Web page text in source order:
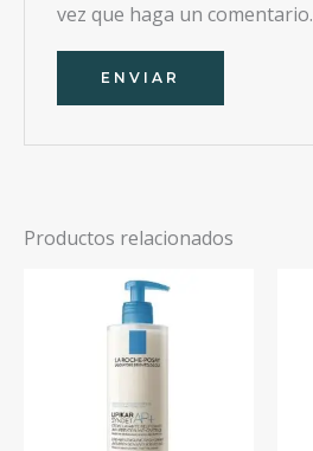
vez que haga un comentario.
Productos relacionados